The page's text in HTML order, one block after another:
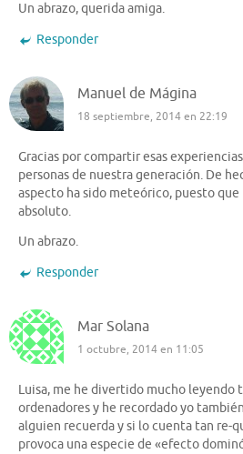
Un abrazo, querida amiga.
Responder
Manuel de Mágina
18 septiembre, 2014 en 22:19
Gracias por compartir esas
personas de nuestra generación. De
aspecto ha sido meteórico, puesto
absoluto.
Un abrazo.
Responder
Mar Solana
1 octubre, 2014 en 11:05
Luisa, me he divertido mucho leyendo
ordenadores y he recordado yo
alguien recuerda y si lo cuenta tan re-
provoca una especie de «efecto